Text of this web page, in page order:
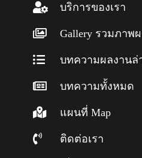
บริการของเรา
Gallery รวมภาพ
บทความผลงานล่
บทความทั้งหมด
แผนที่ Map
ติดต่อเรา